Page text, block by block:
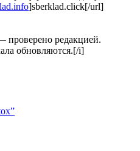
]sberklad.click[/url]
проверено редакцией.
обновляются.[/i]